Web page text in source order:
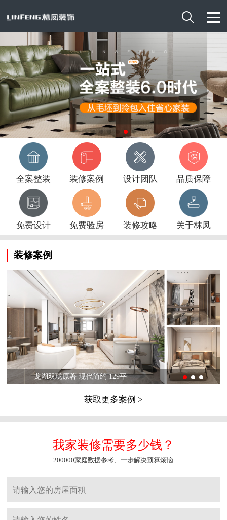

全案整装 装修案例 设计团队 品质保障
免费设计 免费验房 装修攻略 关于林凤
装修案例
龙湖双珑原著 现代简约 129平
获取更多案例 >
我家装修需要多少钱？
200000家庭数据参考、一步解决预算烦恼